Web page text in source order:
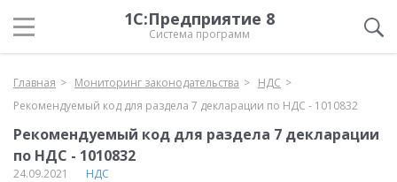
1С:Предприятие 8
Система программ
Главная Мониторинг законодательства
НДС
Рекомендуемый код для раздела 7 декларации по НДС - 1010832
Рекомендуемый код для раздела 7 декларации
по НДС - 1010832
24.09.2021 НДС